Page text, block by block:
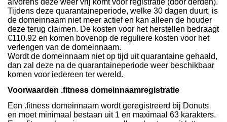
Tijdens deze quarantaineperiode, welke 30 dagen duurt, is
de domeinnaam niet meer actief en kan alleen de houder
deze terug claimen. De kosten voor het herstellen bedraagt
€110.92 en komen bovenop de reguliere kosten voor het
verlengen van de domeinnaam.
Wordt de domeinnaam niet op tijd uit quarantaine gehaald,
dan zal deze na de quarantaineperiode weer beschikbaar
komen voor iedereen ter wereld.
Voorwaarden .fitness domeinnaamregistratie
Een .fitness domeinnaam wordt geregistreerd bij Donuts
en moet minimaal bestaan uit 1 en maximaal 63 karakters.